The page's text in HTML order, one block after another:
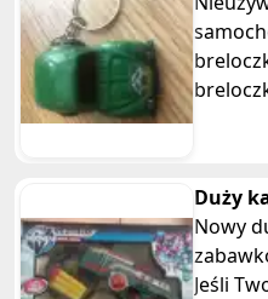
breloczka 5 x 3 x 2,5
Duży
na
Nowy
Jeśli